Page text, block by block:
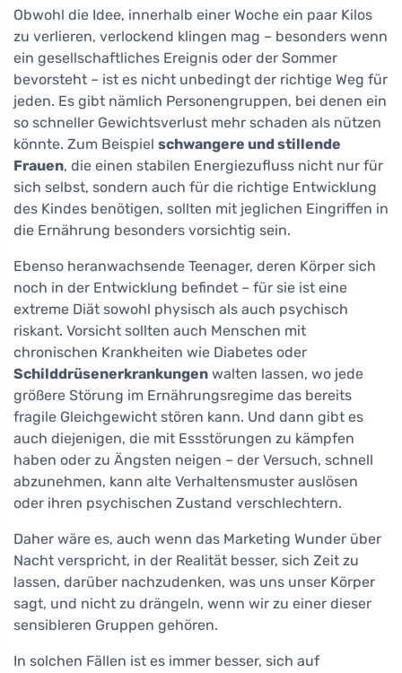
Obwohl die Idee, innerhalb einer Woche ein paar Kilos
zu verlieren, verlockend klingen mag – besonders wenn
ein gesellschaftliches Ereignis oder der Sommer
bevorsteht – ist es nicht unbedingt der richtige Weg für
jeden. Es gibt nämlich Personengruppen, bei denen ein
so schneller Gewichtsverlust mehr schaden als nützen
könnte. Zum Beispiel schwangere und stillende
Frauen, die einen stabilen Energiezufluss nicht nur für
sich selbst, sondern auch für die richtige Entwicklung
des Kindes benötigen, sollten mit jeglichen Eingriffen in
die Ernährung besonders vorsichtig sein.
Ebenso heranwachsende Teenager, deren Körper sich
noch in der Entwicklung befindet – für sie ist eine
extreme Diät sowohl physisch als auch psychisch
riskant. Vorsicht sollten auch Menschen mit
chronischen Krankheiten wie Diabetes oder
Schilddrüsenerkrankungen walten lassen, wo jede
größere Störung im Ernährungsregime das bereits
fragile Gleichgewicht stören kann. Und dann gibt es
auch diejenigen, die mit Essstörungen zu kämpfen
haben oder zu Ängsten neigen – der Versuch, schnell
abzunehmen, kann alte Verhaltensmuster auslösen
oder ihren psychischen Zustand verschlechtern.
Daher wäre es, auch wenn das Marketing Wunder über
Nacht verspricht, in der Realität besser, sich Zeit zu
lassen, darüber nachzudenken, was uns unser Körper
sagt, und nicht zu drängeln, wenn wir zu einer dieser
sensibleren Gruppen gehören.
In solchen Fällen ist es immer besser, sich auf